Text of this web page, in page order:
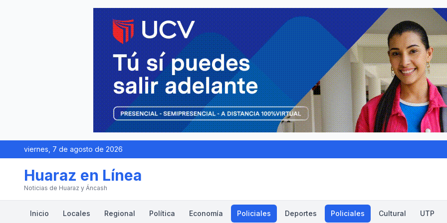
viernes, 7 de agosto de 2026
Huaraz en Línea
Noticias de Huaraz y Áncash
Inicio Locales Regional Política Economía Policiales Deportes Policiales Cultural UTP